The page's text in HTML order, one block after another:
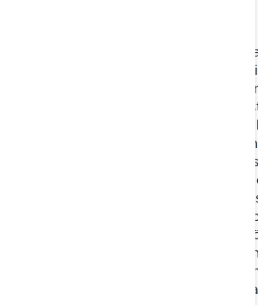
KYB PRO 46 HLCR Kashima -
säätämiseen tarvitset
kiinto- tai lenkkiavaimen.
etu- ja takajousituksen nopeaa
talttapäämeisselillä takajousituksen
puristusvaimennusta.
puristusvaimennusta säädetään
olevasta muovinupista ja
vaimentimen varresta, molempia
paluuvaimennusta säädetään
Nopean puristusvaimennuksen
käännettävillä kierroksilla, kun taas
puristusvaimennuksessa ja
tuntuvat sormissa säätöruuvin